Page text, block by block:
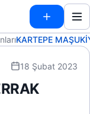
KARTEPE
18 Şubat 2023